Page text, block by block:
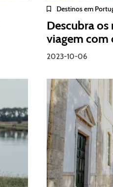
Destinos em
Descubra
viagem com
2023-10-06